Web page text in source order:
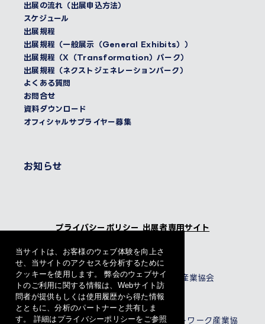
当サイトは、お客様のウェブ体験を向上さ
せ、当サイトのアクセスを分析するために
クッキーを使用します。 弊会のウェブサイ
トのご利用に関する情報は、Webサイト訪
問者が提供もしくは使用履歴から得た情報
とともに、分析のパートナーと共有しま
す。 詳細はプライバシーポリシーをご参照
出展の流れ（出展申込方法）
スケジュール
出展規程
出展規程（一般展示（General Exhibits））
出展規程（X（Transformation）パーク）
出展規程（ネクストジェネレーションパーク）
よくある質問
お問合せ
資料ダウンロード
オフィシャルサプライヤー募集
お知らせ
プライバシーポリシー 出展者専用サイト
主催
一般社団法人 電子情報技術産業協会
共催
一般社団法人 情報通信ネットワーク産業協